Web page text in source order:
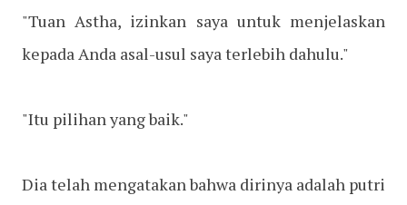
"Tuan Astha, izinkan saya untuk menjelaskan
kepada Anda asal-usul saya terlebih dahulu."
"Itu pilihan yang baik."
Dia telah mengatakan bahwa dirinya adalah putri